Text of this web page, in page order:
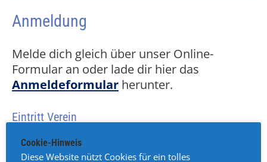
Anmeldung
Melde dich gleich über unser Online-
Formular an oder lade dir hier das
Anmeldeformular herunter.
Eintritt Verein
Mit der Anmeldung zum TTC Guntramsdorf
Cookie-Hinweis
Diese Website nützt Cookies für ein tolles